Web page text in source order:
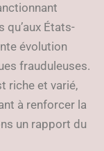
qu’aux États-
évolution
frauduleuses.
riche et varié,
à renforcer la
un rapport du